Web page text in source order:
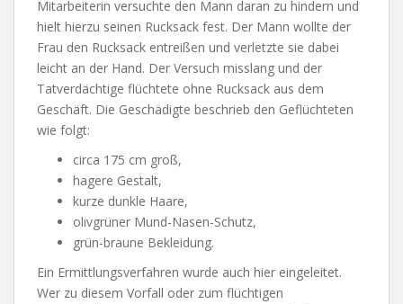
Mitarbeiterin versuchte den Mann daran zu hindern und
hielt hierzu seinen Rucksack fest. Der Mann wollte der
Frau den Rucksack entreißen und verletzte sie dabei
leicht an der Hand. Der Versuch misslang und der
Tatverdächtige flüchtete ohne Rucksack aus dem
Geschäft. Die Geschädigte beschrieb den Geflüchteten
wie folgt:
circa 175 cm groß,
hagere Gestalt,
kurze dunkle Haare,
olivgrüner Mund-Nasen-Schutz,
grün-braune Bekleidung.
Ein Ermittlungsverfahren wurde auch hier eingeleitet.
Wer zu diesem Vorfall oder zum flüchtigen